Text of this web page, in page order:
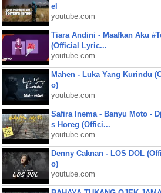
el
youtube.com
Tiara Andini - Maafkan Aku
(Official Lyric...
youtube.com
Mahen - Luka Yang Kurindu
o)
youtube.com
Safira Inema - Banyu Moto -
s Horeg (Offici...
youtube.com
Denny Caknan - LOS DOL
o)
youtube.com